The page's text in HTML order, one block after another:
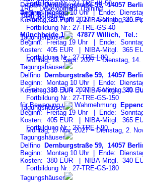
TRE®Development Training
Tagungshäuser
Freitag, 23. April 2027 – Sonntag, 25.
Münchheide 106, 47877 Willich, Tel.:
Beginn: Freitag 19 Uhr | Ende:
Kosten: 405 EUR | NIBA-Mitgl. 365
Fortbildung Nr.: 27-TRE-I-80
Tagungshäuser
Freitag, 18. Juni 2027 – Sonntag, 20.
für Bewegung und Wahrnehmung
Beginn: Freitag 19 Uhr | Ende:
Kosten: 405 EUR | NIBA-Mitgl. 365
Fortbildung Nr.: 27-TRE-I-90
Tagungshäuser
Fortbildung Nr.: 27-TRE-III-50
Tagungshäuser
Delfino Dernburgstraße 59, 14057
Beginn: Montag 10 Uhr | Ende:
Kosten: 380 EUR | NIBA-Mitgl. 340
Fortbildung Nr.: 27-TRE-GS-40
Tagungshäuser
Montag, 13. Sept. 2027 – Dienstag,
Delfino
Dernburgstraße 59, 14057
Beginn: Montag 10 Uhr | Ende:
Kosten: 380 EUR | NIBA-Mitgl. 340
Fortbildung Nr.: 27-TRE-GS-150
Tagungshäuser
Montag, 1. Nov. 2027 – Dienstag, 2.
Delfino
Dernburgstraße 59, 14057
Beginn: Montag 10 Uhr | Ende:
Kosten: 380 EUR | NIBA-Mitgl. 340
Fortbildung Nr.: 27-TRE-GS-180
Tagungshäuser